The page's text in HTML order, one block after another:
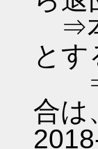
⇒
とす
⇒
合は